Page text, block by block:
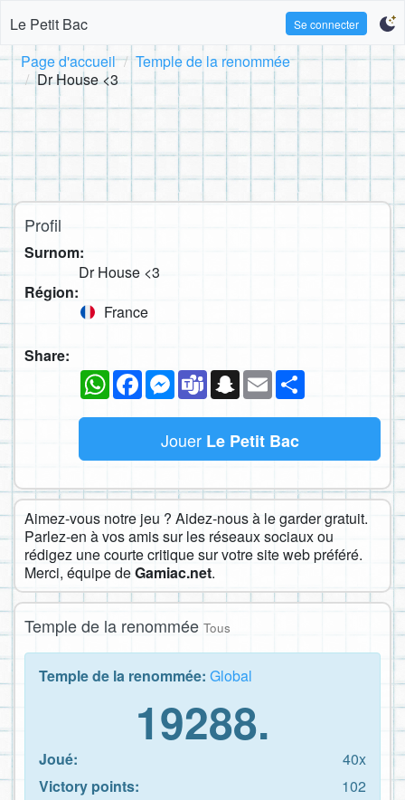
Le Petit Bac Se connecter
Page d'accueil
Temple de la renommée
Dr House <3
Profil
Surnom:
Dr House <3
Région:
France
Share:
WhatsAppFacebookMessenger
TeamsSnapchat
Email
Jouer Le Petit Bac
Aimez-vous notre jeu ? Aidez-nous à le garder gratuit.
Parlez-en à vos amis sur les réseaux sociaux ou
rédigez une courte critique sur votre site web préféré.
Merci, équipe deGamiac.net.
Temple de la renommée Tous
Temple de la renommée: Global
19288.
Joué:
40x
Victory points:
102